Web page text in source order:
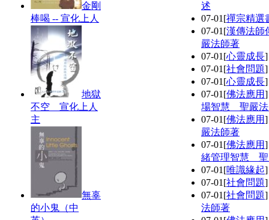
金剛
棒喝 -- 宣化上人
地獄
不空 宣化上人
主
無辜
的小鬼（中
述
07-01 [禪宗精選
07-01 [漢傳法師
嚴法師著
07-01 [心靈成長
07-01 [社會問題
07-01 [心靈成長
07-01 [佛法應用
場智慧 聖嚴
07-01 [佛法應用
嚴法師著
07-01 [佛法應用
緒管理智慧
07-01 [唯識緣起
07-01 [社會問題
07-01 [社會問題
法師著